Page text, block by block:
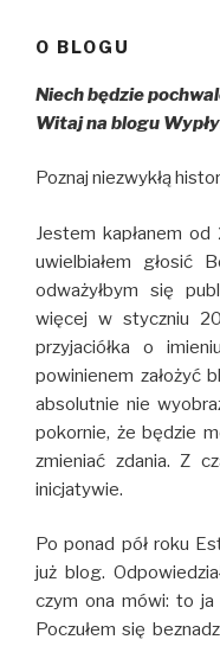
O BLOGU
Niech będzie
Witaj na blogu
Poznaj niezwykłą
Jestem kapłanem
uwielbiałem głosić
odważyłbym się
więcej w styczniu
przyjaciółka o
powinienem założyć
absolutnie nie
pokornie, że będzie
zmieniać zdania. Z
inicjatywie.
Po ponad pół roku
już blog.
czym ona mówi: to ja
Poczułem się